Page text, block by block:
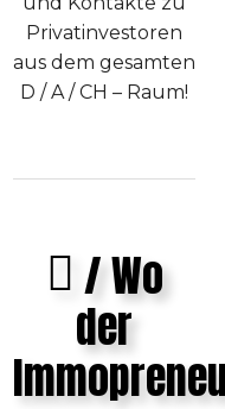
Privatinvestoren
aus dem gesamten
D / A / CH – Raum!
/ Wo
der